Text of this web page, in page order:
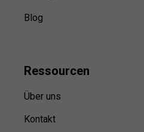
Blog
Ressourcen
Über uns
Kontakt